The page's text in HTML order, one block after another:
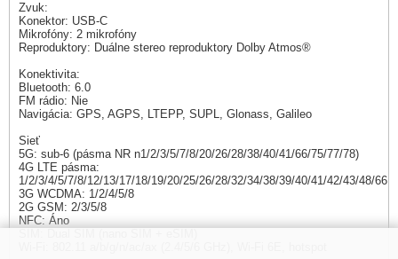
Zvuk:
Konektor: USB-C
Mikrofóny: 2 mikrofóny
Reproduktory: Duálne stereo reproduktory Dolby Atmos®
Konektivita:
Bluetooth: 6.0
FM rádio: Nie
Navigácia: GPS, AGPS, LTEPP, SUPL, Glonass, Galileo
Sieť
5G: sub-6 (pásma NR n1/2/3/5/7/8/20/26/28/38/40/41/66/75/77/78)
4G LTE pásma:
1/2/3/4/5/7/8/12/13/17/18/19/20/25/26/28/32/34/38/39/40/41/42/43/48/66
3G WCDMA: 1/2/4/5/8
2G GSM: 2/3/5/8
NFC: Áno